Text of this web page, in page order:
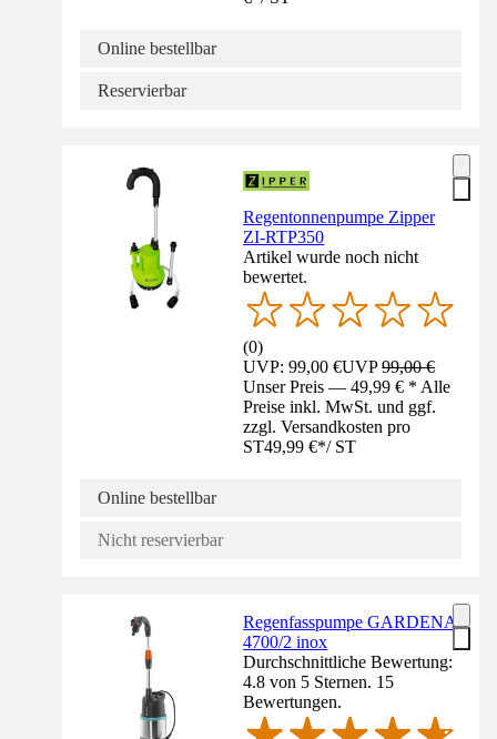
Online bestellbar
Reservierbar
Regentonnenpumpe Zipper
ZI-RTP350
Artikel wurde noch nicht
bewertet.
(0)
UVP: 99,00 €UVP99,00 €
Unser Preis — 49,99 € * Alle
Preise inkl. MwSt. und ggf.
zzgl. Versandkosten pro
ST49,99 €*/ ST
Online bestellbar
Nicht reservierbar
Regenfasspumpe GARDENA
4700/2 inox
Durchschnittliche Bewertung:
4.8 von 5 Sternen. 15
Bewertungen.